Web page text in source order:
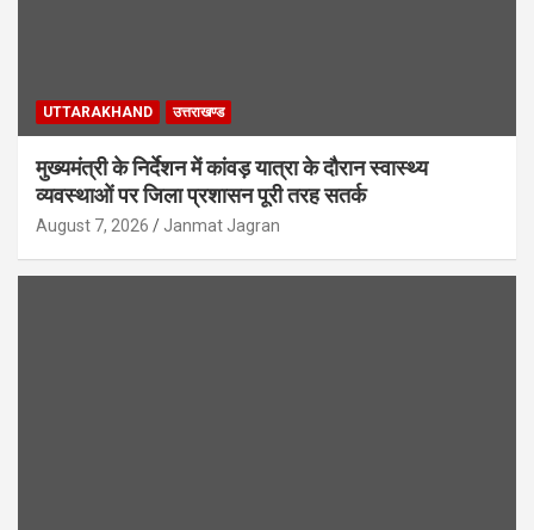
UTTARAKHAND उत्तराखण्ड
मुख्यमंत्री के निर्देशन में कांवड़ यात्रा के दौरान स्वास्थ्य
व्यवस्थाओं पर जिला प्रशासन पूरी तरह सतर्क
August 7, 2026 Janmat Jagran